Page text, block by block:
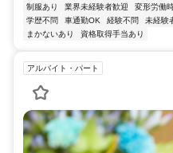
制服あり 業界未経験者歓迎 変形労働
学歴不問
車通勤OK 経験不問 未経験
まかないあり
資格取得手当あり
アルバイト・パート